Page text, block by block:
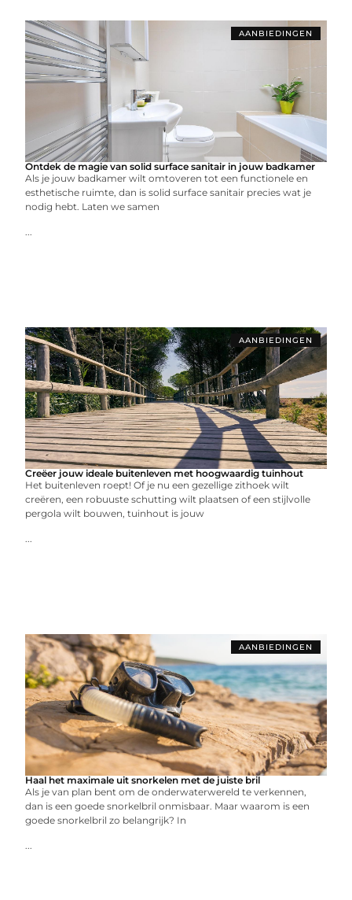
AANBIEDINGEN
Ontdek de magie van solid surface sanitair in jouw badkamer
Als je jouw badkamer wilt omtoveren tot een functionele en
esthetische ruimte, dan is solid surface sanitair precies wat je
nodig hebt. Laten we samen
...
AANBIEDINGEN
Creëer jouw ideale buitenleven met hoogwaardig tuinhout
Het buitenleven roept! Of je nu een gezellige zithoek wilt
creëren, een robuuste schutting wilt plaatsen of een stijlvolle
pergola wilt bouwen, tuinhout is jouw
...
AANBIEDINGEN
Haal het maximale uit snorkelen met de juiste bril
Als je van plan bent om de onderwaterwereld te verkennen,
dan is een goede snorkelbril onmisbaar. Maar waarom is een
goede snorkelbril zo belangrijk? In
...